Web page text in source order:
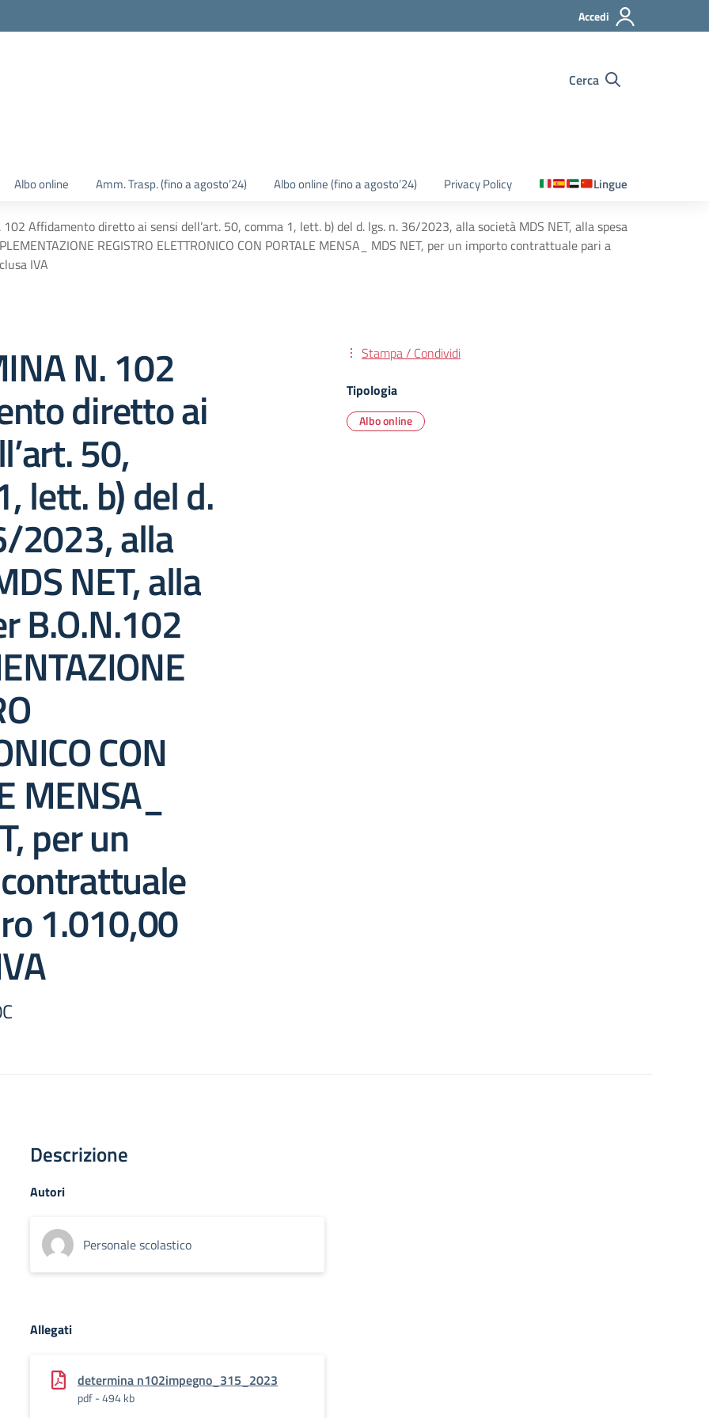
Accedi
Cerca
Albo online Amm. Trasp. (fino a agosto’24) Albo online (fino a agosto’24) Privacy Policy Lingue
102 Affidamento diretto ai sensi dell’art. 50, comma 1, lett. b) del d. lgs. n. 36/2023, alla società MDS NET, alla spesa
REGISTRO ELETTRONICO CON PORTALE MENSA_ MDS NET, per un importo contrattuale pari a
IVA
N. 102
diretto ai
50,
lett. b) del d.
2023, alla
NET, alla
B.O.N.102
CON
MENSA_
per un
1.010,00
Stampa / Condividi
Tipologia
Albo online
Descrizione
Autori
Personale scolastico
Allegati
determina n102impegno_315_2023
pdf - 494 kb